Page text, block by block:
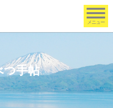
つ手帖